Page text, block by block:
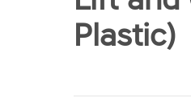
Plastic)